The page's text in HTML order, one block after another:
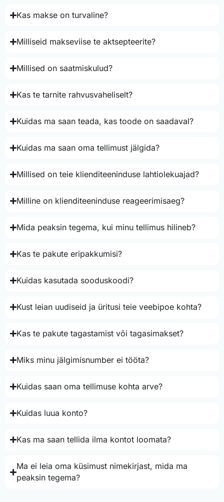
Kas makse on turvaline?
Milliseid makseviise te aktsepteerite?
Millised on saatmiskulud?
Kas te tarnite rahvusvaheliselt?
Kuidas ma saan teada, kas toode on saadaval?
Kuidas ma saan oma tellimust jälgida?
Millised on teie klienditeeninduse lahtiolekuajad?
Milline on klienditeeninduse reageerimisaeg?
Mida peaksin tegema, kui minu tellimus hilineb?
Kas te pakute eripakkumisi?
Kuidas kasutada sooduskoodi?
Kust leian uudiseid ja üritusi teie veebipoe kohta?
Kas te pakute tagastamist või tagasimakset?
Miks minu jälgimisnumber ei tööta?
Kuidas saan oma tellimuse kohta arve?
Kuidas luua konto?
Kas ma saan tellida ilma kontot loomata?
Ma ei leia oma küsimust nimekirjast, mida ma
peaksin tegema?